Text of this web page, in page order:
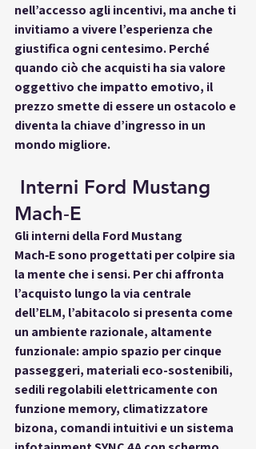
nell’accesso agli incentivi, ma anche ti
invitiamo a vivere l’esperienza che
giustifica ogni centesimo. Perché
quando ciò che acquisti ha sia valore
oggettivo che impatto emotivo, il
prezzo smette di essere un ostacolo e
diventa la chiave d’ingresso in un
mondo migliore.
Interni Ford Mustang
Mach‑E
Gli interni della Ford Mustang
Mach‑E sono progettati per colpire sia
la mente che i sensi. Per chi affronta
l’acquisto lungo la via centrale
dell’ELM, l’abitacolo si presenta come
un ambiente razionale, altamente
funzionale: ampio spazio per cinque
passeggeri, materiali eco-sostenibili,
sedili regolabili elettricamente con
funzione memory, climatizzatore
bizona, comandi intuitivi e un sistema